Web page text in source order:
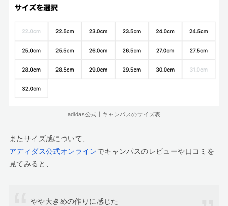
adidas公式┃キャンパスのサイズ表
またサイズ感について、
アディダス公式オンラインでキャンパスのレビューや口コミを
見てみると、
やや大きめの作りに感じた